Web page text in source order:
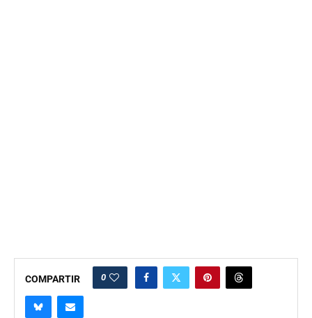
COMPARTIR 0